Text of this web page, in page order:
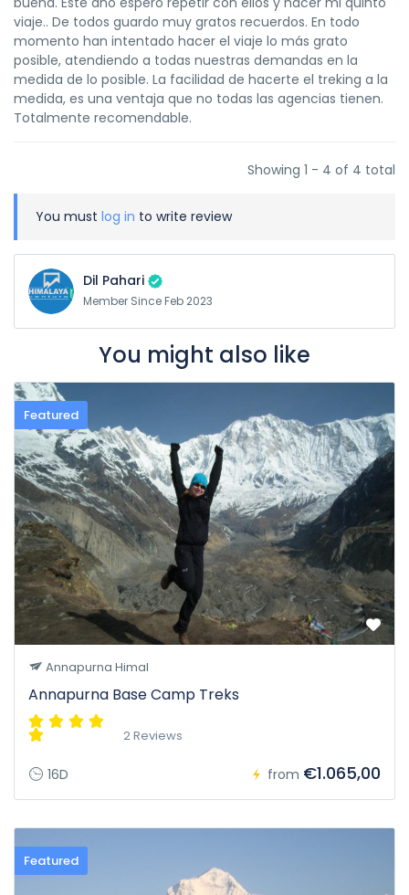
viaje.. De todos guardo muy gratos recuerdos. En todo
momento han intentado hacer el viaje lo más grato
posible, atendiendo a todas nuestras demandas en la
medida de lo posible. La facilidad de hacerte el treking a la
medida, es una ventaja que no todas las agencias tienen.
Totalmente recomendable.
Showing 1 - 4 of 4 total
You must log in to write review
Dil Pahari
Member Since Feb 2023
You might also like
Featured
Annapurna Himal
Annapurna Base Camp Treks
2 Reviews
16D from €1.065,00
Featured